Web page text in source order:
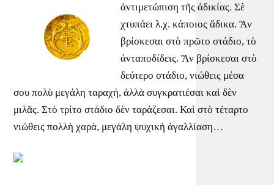
ἀντιμετώπιση τῆς ἀδικίας. Σὲ
χτυπάει λ.χ. κάποιος ἄδικα. Ἂν
βρίσκεσαι στὸ πρῶτο στάδιο, τὸ
ἀνταποδίδεις. Ἂν βρίσκεσαι στὸ
δεύτερο στάδιο, νιώθεις μέσα
σου πολὺ μεγάλη ταραχή, ἀλλὰ συγκρατιέσαι καὶ δὲν
μιλᾶς. Στὸ τρίτο στάδιο δὲν ταράζεσαι. Καὶ στὸ τέταρτο
νιώθεις πολλὴ χαρά, μεγάλη ψυχικὴ ἀγαλλίαση…